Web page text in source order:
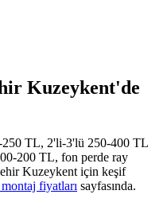
Kuzeykent'de
250 TL, 2'li-3'lü 250-400 TL
200 TL, fon perde ray
Kuzeykent için keşif
fiyatları sayfasında.